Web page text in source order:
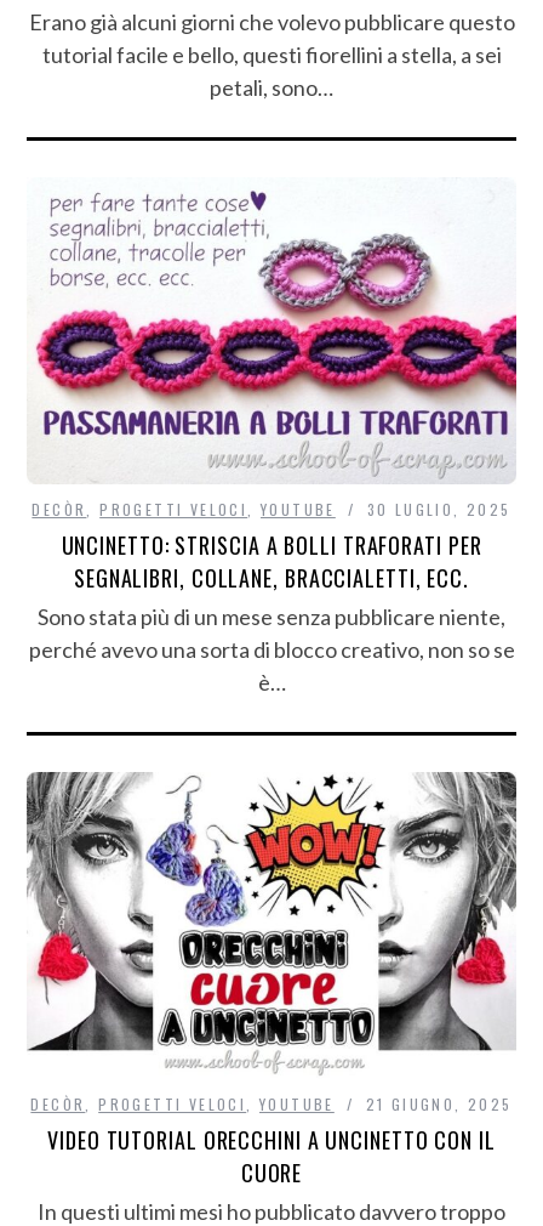
Erano già alcuni giorni che volevo pubblicare questo
tutorial facile e bello, questi fiorellini a stella, a sei
petali, sono…
DECÒR ,PROGETTI VELOCI YOUTUBE 30 LUGLIO, 2025
UNCINETTO: STRISCIA A BOLLI TRAFORATI PER
SEGNALIBRI, COLLANE, BRACCIALETTI, ECC.
Sono stata più di un mese senza pubblicare niente,
perché avevo una sorta di blocco creativo, non so se
è…
DECÒR ,PROGETTI VELOCI YOUTUBE 21 GIUGNO, 2025
VIDEO TUTORIAL ORECCHINI A UNCINETTO CON IL
CUORE
In questi ultimi mesi ho pubblicato davvero troppo